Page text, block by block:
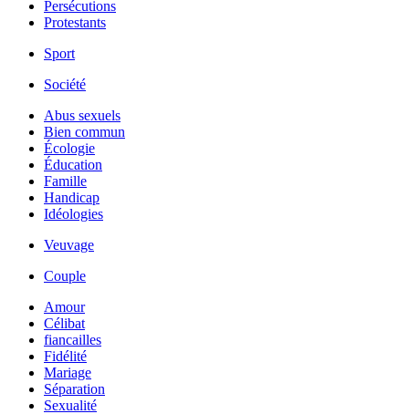
Persécutions
Protestants
Sport
Société
Abus sexuels
Bien commun
Écologie
Éducation
Famille
Handicap
Idéologies
Veuvage
Couple
Amour
Célibat
fiancailles
Fidélité
Mariage
Séparation
Sexualité